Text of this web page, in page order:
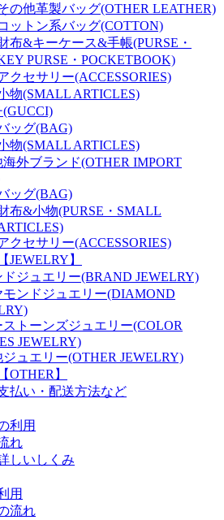
の他革製バッグ(OTHER LEATHER)
ットン系バッグ(COTTON)
布&キーケース&手帳(PURSE・
PURSE・POCKETBOOK)
クセサリー(ACCESSORIES)
物(SMALL ARTICLES)
(GUCCI)
ッグ(BAG)
物(SMALL ARTICLES)
海外ブランド(OTHER IMPORT
ッグ(BAG)
布&小物(PURSE・SMALL
クセサリー(ACCESSORIES)
JEWELRY】
ドジュエリー(BRAND JEWELRY)
モンドジュエリー(DIAMOND
ストーンズジュエリー(COLOR
JEWELRY)
ジュエリー(OTHER JEWELRY)
OTHER】
払い・配送方法など
利用
れ
しいしくみ
用
流れ